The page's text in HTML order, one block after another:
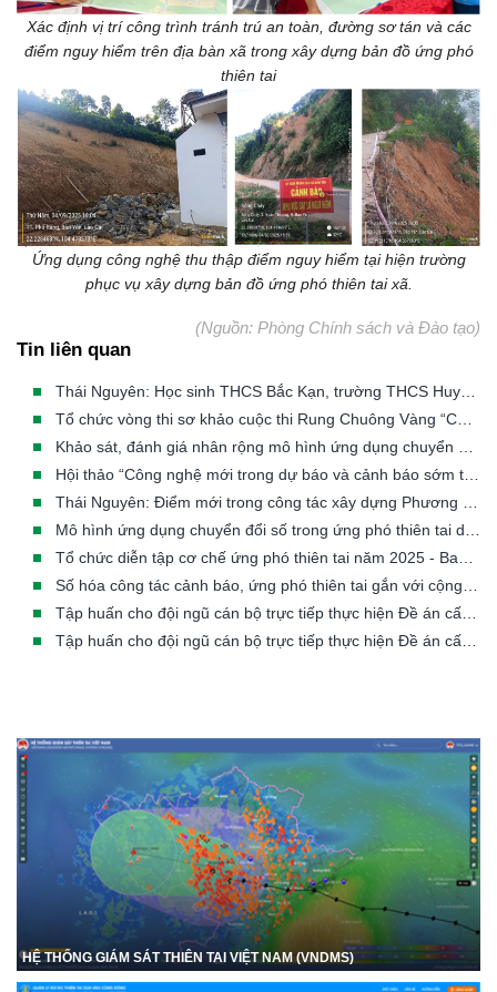
Xác định vị trí công trình tránh trú an toàn, đường sơ tán và các
điểm nguy hiểm trên địa bàn xã trong xây dựng bản đồ ứng phó
thiên tai
Ứng dụng công nghệ thu thập điểm nguy hiểm tại hiện trường
phục vụ xây dựng bản đồ ứng phó thiên tai xã.
(Nguồn: Phòng Chính sách và Đào tạo)
Tin liên quan
Thái Nguyên: Học sinh THCS Bắc Kạn, trường THCS Huyền Tụng và trường THCS Đức Xuân thi Rung Chuông Vàng “Cùng em phòng chống thiên tai - Kiến tạo tương lai bền vững”
Tổ chức vòng thi sơ khảo cuộc thi Rung Chuông Vàng “Cùng em phòng, chống thiên tai - Kiến tạo tương lai bền vững” tại Thái Nguyên
Khảo sát, đánh giá nhân rộng mô hình ứng dụng chuyển đổi số trong cảnh báo sớm, ứng phó thiên tai dựa vào cộng đồng
Hội thảo “Công nghệ mới trong dự báo và cảnh báo sớm thiên tai”
Thái Nguyên: Điểm mới trong công tác xây dựng Phương án ứng phó thiên tai theo hướng hiện đại và sát thực tiễn
Mô hình ứng dụng chuyển đổi số trong ứng phó thiên tai dựa vào cộng đồng và sơ tán người dân có lồng ghép bình đẳng giới, phòng chống bạo lực trên cơ sở giới và hoà nhập đối tượng dễ bị tổn thương (Thí điểm mô hình tại xã Cẩm Duệ, tỉnh Hà Tĩnh)
Tổ chức diễn tập cơ chế ứng phó thiên tai năm 2025 - Ban chỉ huy PCTT&TKCN Công ty Quản lý bay miền Bắc
Số hóa công tác cảnh báo, ứng phó thiên tai gắn với cộng đồng
Tập huấn cho đội ngũ cán bộ trực tiếp thực hiện Đề án cấp xã thuộc khu vực miền núi phía Bắc về quản lý, tổ chức, thực hiện Đề án 553 tại tỉnh Lào Cai
Tập huấn cho đội ngũ cán bộ trực tiếp thực hiện Đề án cấp xã thuộc khu vực miền Trung về quản lý, tổ chức, thực hiện Đề án 553 tại tỉnh Nghệ An (11-13/11/2025)
HỆ THỐNG GIÁM SÁT THIÊN TAI VIỆT NAM (VNDMS)